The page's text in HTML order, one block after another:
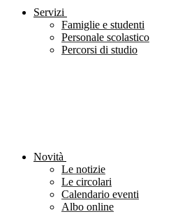
Servizi
Famiglie e studenti
Personale scolastico
Percorsi di studio
Novità
Le notizie
Le circolari
Calendario eventi
Albo online